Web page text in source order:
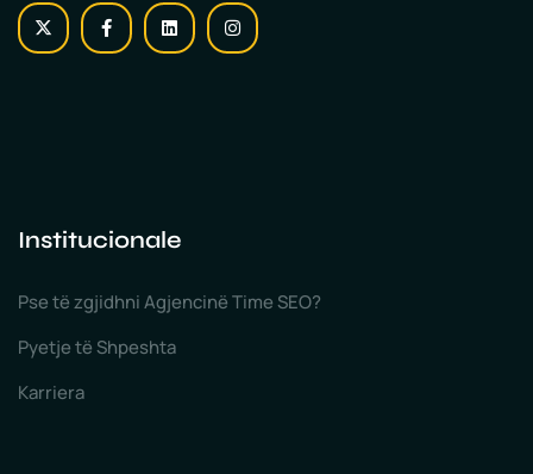
Institucionale
Pse të zgjidhni Agjencinë Time SEO?
Pyetje të Shpeshta
Karriera